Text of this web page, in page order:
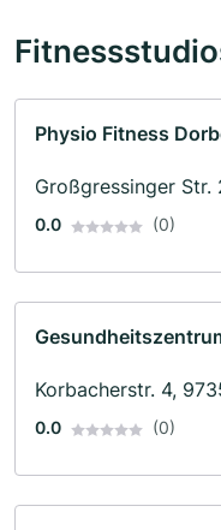
Physio Fitness
Großgressinger Str.
0.0 (0)
Korbacherstr. 4,
0.0 (0)